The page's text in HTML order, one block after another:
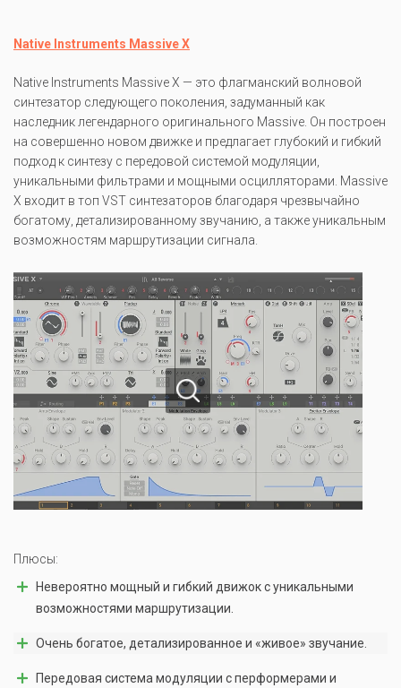
Native Instruments Massive X
Native Instruments Massive X — это флагманский волновой
синтезатор следующего поколения, задуманный как
наследник легендарного оригинального Massive. Он построен
на совершенно новом движке и предлагает глубокий и гибкий
подход к синтезу с передовой системой модуляции,
уникальными фильтрами и мощными осцилляторами. Massive
X входит в топ VST синтезаторов благодаря чрезвычайно
богатому, детализированному звучанию, а также уникальным
возможностям маршрутизации сигнала.
Плюсы:
Невероятно мощный и гибкий движок с уникальными
возможностями маршрутизации.
Очень богатое, детализированное и «живое» звучание.
Передовая система модуляции с перформерами и